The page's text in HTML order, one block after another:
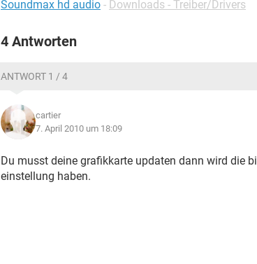
Soundmax hd audio - Downloads - Treiber/Drivers
4 Antworten
ANTWORT 1 / 4
cartier
7. April 2010 um 18:09
Du musst deine grafikkarte updaten dann wird die
einstellung haben.